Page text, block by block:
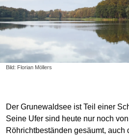
Bild: Florian Möllers
Der Grunewaldsee ist Teil einer
Seine Ufer sind heute nur noch
Röhrichtbeständen gesäumt, auch